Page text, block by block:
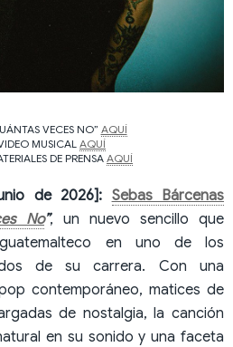
VECES NO” AQUÍ
MUSICAL AQUÍ
DE PRENSA AQUÍ
de 2026]: Sebas Bárcenas
No”, un nuevo sencillo que
en uno de los
de su carrera. Con una
contemporáneo, matices de
de nostalgia, la canción
en su sonido y una faceta